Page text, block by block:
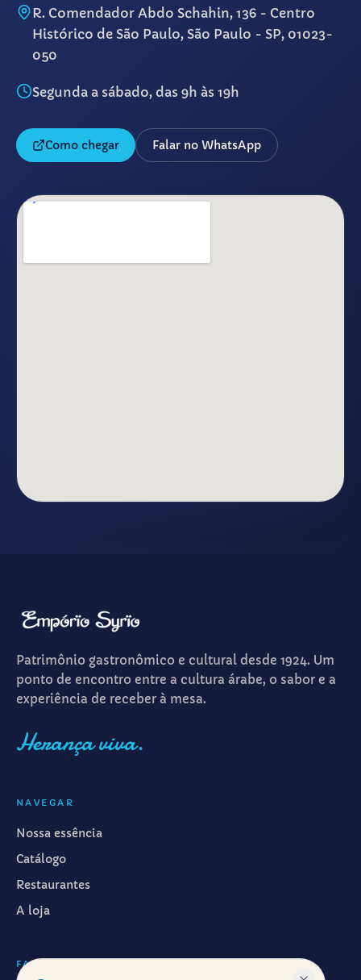
R. Comendador Abdo Schahin, 136 - Centro
Histórico de São Paulo, São Paulo - SP, 01023-
050
Segunda a sábado, das 9h às 19h
Como chegar Falar no WhatsApp
Patrimônio gastronômico e cultural desde 1924. Um
ponto de encontro entre a cultura árabe, o sabor e a
experiência de receber à mesa.
Herança viva.
NAVEGAR
Nossa essência
Catálogo
Restaurantes
A loja
FALAR CONOSCO